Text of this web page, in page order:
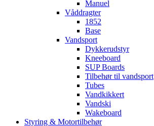
Manuel
Våddragter
1852
Base
Vandsport
Dykkerudstyr
Kneeboard
SUP Boards
Tilbehør til vandsport
Tubes
Vandkikkert
Vandski
Wakeboard
Styring & Motortilbehør